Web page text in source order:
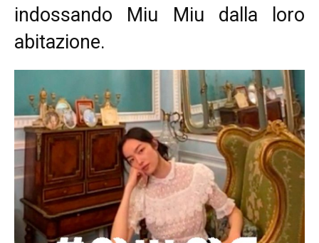
indossando Miu Miu dalla loro
abitazione.